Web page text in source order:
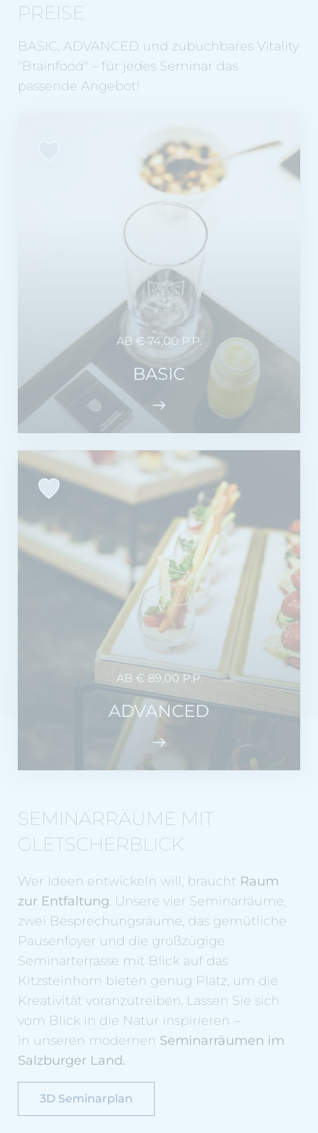
PREISE
BASIC, ADVANCED und zubuchbares Vitality
"Brainfood" – für jedes Seminar das
passende Angebot!
AB € 74,00 P.P.
BASIC
AB € 89,00 P.P.
ADVANCED
SEMINARRÄUME MIT
GLETSCHERBLICK
Wer Ideen entwickeln will, braucht Raum
zur Entfaltung. Unsere vier Seminarräume,
zwei Besprechungsräume, das gemütliche
Pausenfoyer und die großzügige
Seminarterrasse mit Blick auf das
Kitzsteinhorn bieten genug Platz, um die
Kreativität voranzutreiben. Lassen Sie sich
vom Blick in die Natur inspirieren –
in unseren modernen Seminarräumen im
Salzburger Land.
3D Seminarplan